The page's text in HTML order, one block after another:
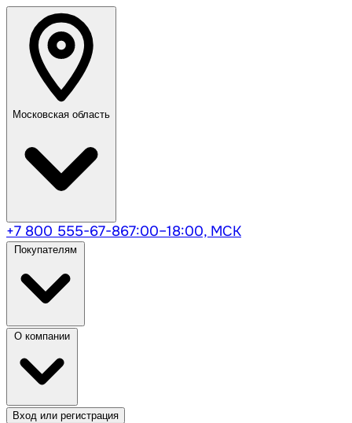
Московская область
+7 800 555-67-867:00–18:00, МСК
Вход или регистрация